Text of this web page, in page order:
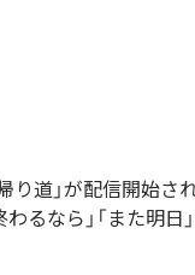
り道」が配信開始さ
るなら」「また明日